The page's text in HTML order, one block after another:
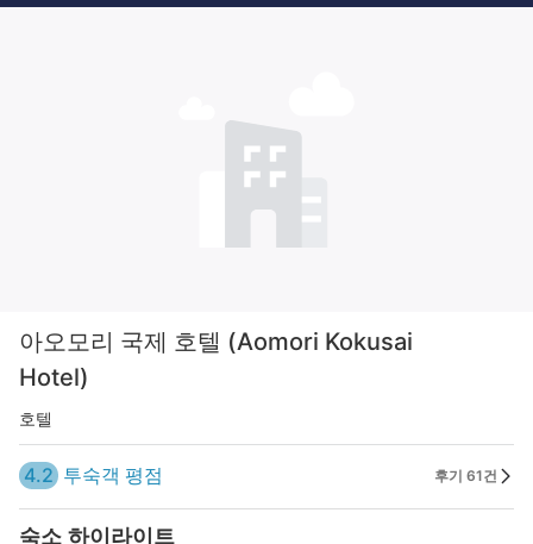
아오모리 국제 호텔 (Aomori Kokusai
Hotel)
호텔
4.2 투숙객 평점 후기 61건
숙소 하이라이트